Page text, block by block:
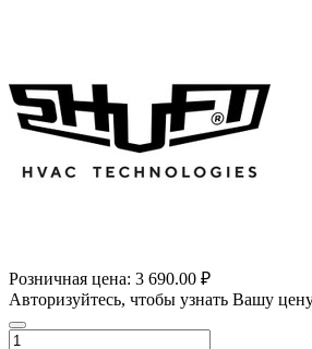
Розничная цена: 3 690.00 ₽
Авторизуйтесь, чтобы узнать Вашу